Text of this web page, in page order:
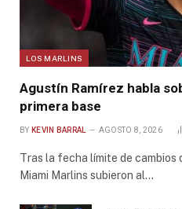
LOS MARLINS
Agustín Ramírez habla
primera base
BY KEVIN BARRAL AGOSTO 8, 2026
Tras la fecha límite de cambios
Miami Marlins subieron al…